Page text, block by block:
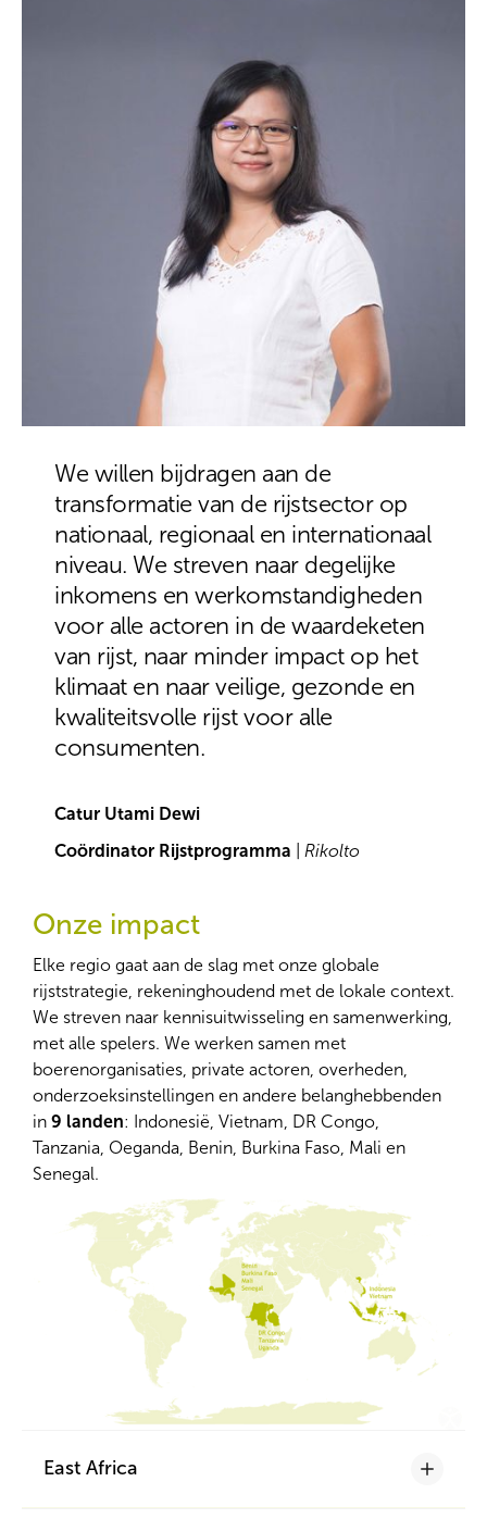
We willen bijdragen aan de
transformatie van de rijstsector op
nationaal, regionaal en internationaal
niveau. We streven naar degelijke
inkomens en werkomstandigheden
voor alle actoren in de waardeketen
van rijst, naar minder impact op het
klimaat en naar veilige, gezonde en
kwaliteitsvolle rijst voor alle
consumenten.
Catur Utami Dewi
Coördinator Rijstprogramma
Rikolto
Onze impact
Elke regio gaat aan de slag met onze globale
rijststrategie, rekeninghoudend met de lokale context.
We streven naar kennisuitwisseling en samenwerking,
met alle spelers. We werken samen met
boerenorganisaties, private actoren, overheden,
onderzoeksinstellingen en andere belanghebbenden
in 9 landen: Indonesië, Vietnam, DR Congo,
Tanzania, Oeganda, Benin, Burkina Faso, Mali en
Senegal.
East Africa